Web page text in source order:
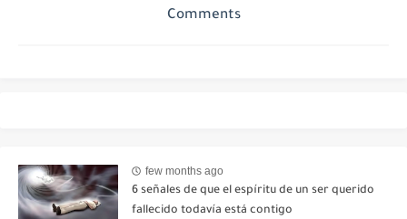
Comments
few months ago
6 señales de que el espíritu de un ser querido
fallecido todavía está contigo